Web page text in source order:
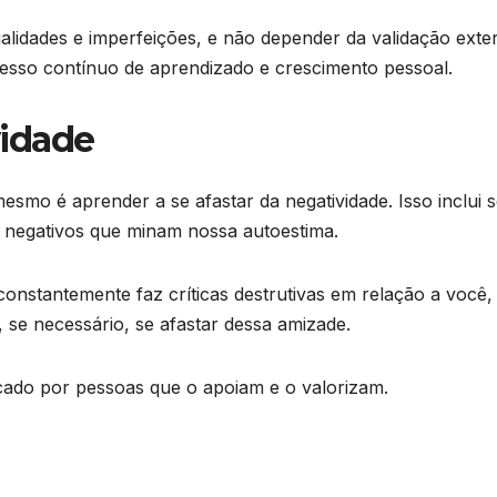
e imperfeições, e não depender da validação
contínuo de aprendizado e crescimento pessoal.
é aprender a se afastar da negatividade. Isso inclui
que minam nossa autoestima.
faz críticas destrutivas em relação a você,
necessário, se afastar dessa amizade.
por pessoas que o apoiam e o valorizam.